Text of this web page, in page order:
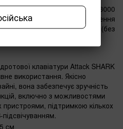
Ємний акумулятор на 3000
у режим енергозбереження
автономну роботу до 30 днів (без
клавіатури Attack SHARK
використання. Якісно
вона забезпечує зручність
включно з можливостями
підтримкою кількох
см‌